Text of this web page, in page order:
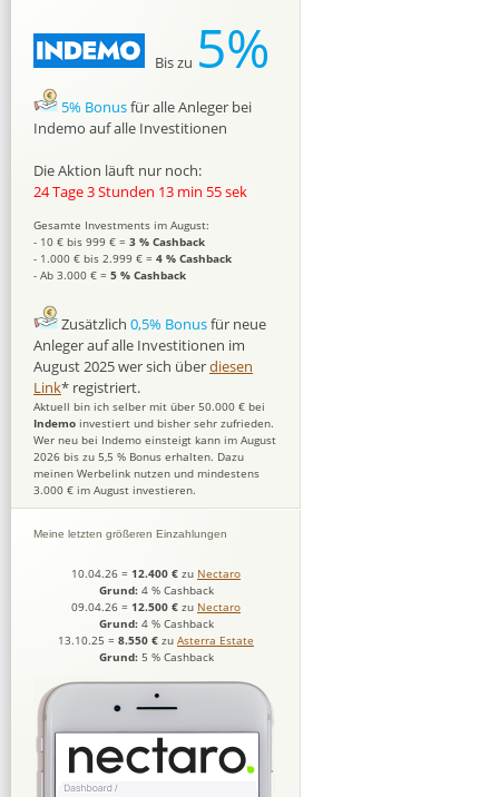
Bis zu 5%
5% Bonusfür alle Anleger bei
Indemo auf alle Investitionen
Die Aktion läuft nur noch:
24 Tage 3 Stunden 13 min 54 sek
Gesamte Investments im August:
- 10 € bis 999 € = 3 % Cashback
- 1.000 € bis 2.999 € = 4 % Cashback
- Ab 3.000 € = 5 % Cashback
Zusätzlich 0,5% Bonusfür neue
Anleger auf alle Investitionen im
August 2025 wer sich überdiesen
Link* registriert.
Aktuell bin ich selber mit über 50.000 € bei
Indemo investiert und bisher sehr zufrieden.
Wer neu bei Indemo einsteigt kann im August
2026 bis zu 5,5 % Bonus erhalten. Dazu
meinen Werbelink nutzen und mindestens
3.000 € im August investieren.
Meine letzten größeren Einzahlungen
10.04.26 = 12.400 € zu Nectaro
Grund: 4 % Cashback
09.04.26 = 12.500 € zu Nectaro
Grund: 4 % Cashback
13.10.25 = 8.550 € zu Asterra Estate
Grund: 5 % Cashback